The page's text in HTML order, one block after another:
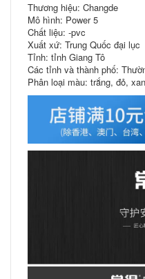
Thương hiệu: Changde
Mô hình: Power 5
Chất liệu: -pvc
Xuất xứ: Trung Quốc đại lục
Tỉnh: tỉnh Giang Tô
Các tỉnh và thành phố:
Phân loại màu: trắng, đỏ,